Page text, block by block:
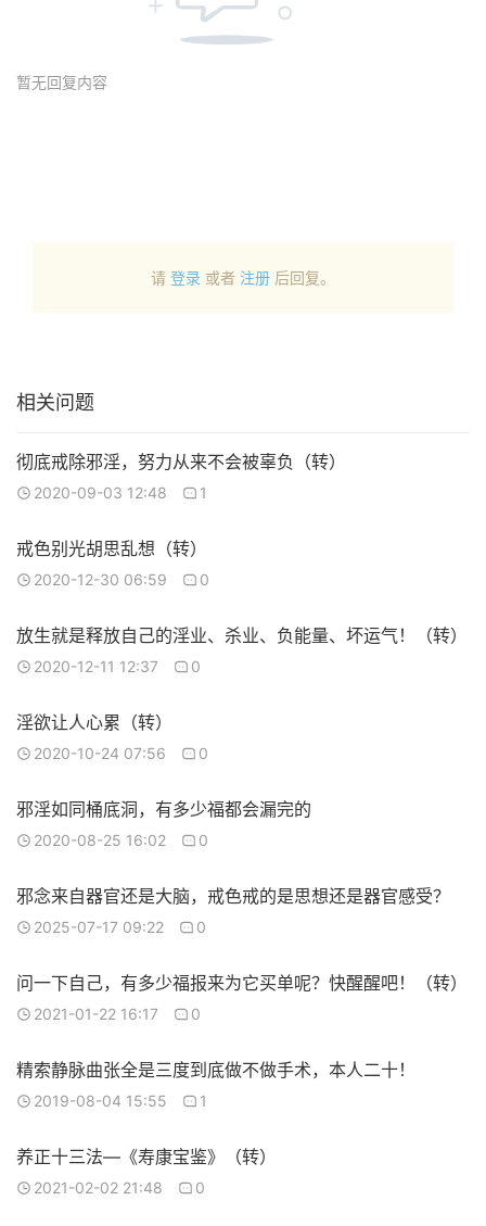
暂无回复内容
请 登录 或者 注册 后回复。
相关问题
彻底戒除邪淫，努力从来不会被辜负（转）
2020-09-03 12:48 1
戒色别光胡思乱想（转）
2020-12-30 06:59 0
放生就是释放自己的淫业、杀业、负能量、坏运气！（转）
2020-12-11 12:37 0
淫欲让人心累（转）
2020-10-24 07:56 0
邪淫如同桶底洞，有多少福都会漏完的
2020-08-25 16:02 0
邪念来自器官还是大脑，戒色戒的是思想还是器官感受？
2025-07-17 09:22 0
问一下自己，有多少福报来为它买单呢？快醒醒吧！（转）
2021-01-22 16:17 0
精索静脉曲张全是三度到底做不做手术，本人二十！
2019-08-04 15:55 1
养正十三法—《寿康宝鉴》（转）
2021-02-02 21:48 0